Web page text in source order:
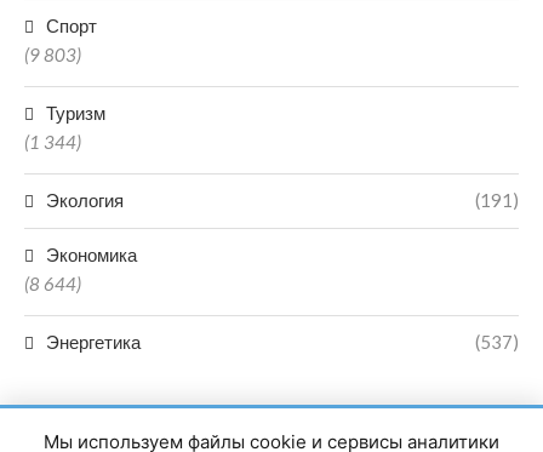
Спорт
(9 803)
Туризм
(1 344)
Экология (191)
Экономика
(8 644)
Энергетика (537)
Мы используем файлы cookie и сервисы аналитики